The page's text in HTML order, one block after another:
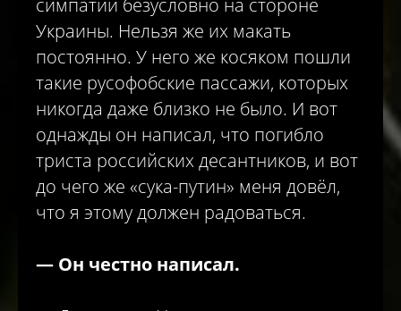
симпатии безусловно на стороне
Украины. Нельзя же их макать
постоянно. У него же косяком пошли
такие русофобские пассажи, которых
никогда даже близко не было. И вот
однажды он написал, что погибло
триста российских десантников, и вот
до чего же «сука-путин» меня довёл,
что я этому должен радоваться.
— Он честно написал.